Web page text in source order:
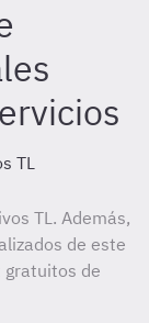
TL
TL. Además,
de este
gratuitos de